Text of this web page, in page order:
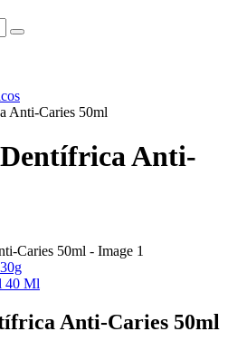
Anti-Caries 50ml
Anti-
40 Ml
Anti-Caries 50ml